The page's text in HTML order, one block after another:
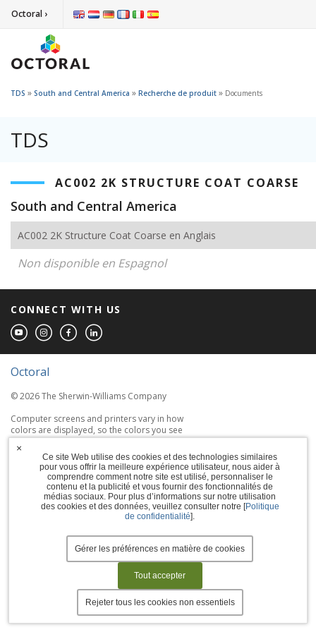
Octoral ›
TDS » South and Central America » Recherche de produit » Documents
TDS
AC002 2K STRUCTURE COAT COARSE
South and Central America
AC002 2K Structure Coat Coarse en Anglais
Non disponible en Espagnol
CONNECT WITH US
Octoral
© 2026 The Sherwin-Williams Company
Computer screens and printers vary in how
colors are displayed, so the colors you see
may not match the coating's actual color.
Terms of Use
Privacy Policy
Manage Cookies
Ce site Web utilise des cookies et des technologies similaires
pour vous offrir la meilleure expérience utilisateur, nous aider à
comprendre comment notre site est utilisé, personnaliser le
contenu et la publicité et vous fournir des fonctionnalités de
médias sociaux. Pour plus d’informations sur notre utilisation
des cookies et des données, veuillez consulter notre [Politique
de confidentialité].
Gérer les préférences en matière de cookies
Tout accepter
Rejeter tous les cookies non essentiels
×